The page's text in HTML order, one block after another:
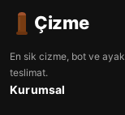
Çizme
En sik cizme, bot ve
teslimat.
Kurumsal